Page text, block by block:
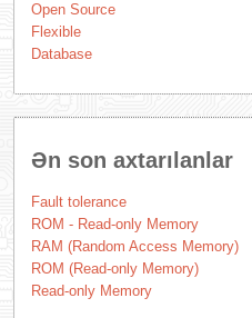
Open Source
Flexible
Database
Ən son axtarılanlar
Fault tolerance
ROM - Read-only Memory
RAM (Random Access Memory)
ROM (Read-only Memory)
Read-only Memory